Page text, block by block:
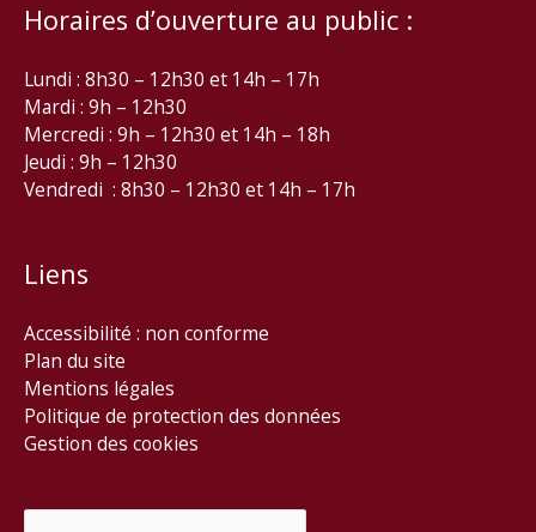
Horaires d’ouverture au public :
Lundi : 8h30 – 12h30 et 14h – 17h
Mardi : 9h – 12h30
Mercredi : 9h – 12h30 et 14h – 18h
Jeudi : 9h – 12h30
Vendredi : 8h30 – 12h30 et 14h – 17h
Liens
Accessibilité : non conforme
Plan du site
Mentions légales
Politique de protection des données
Gestion des cookies